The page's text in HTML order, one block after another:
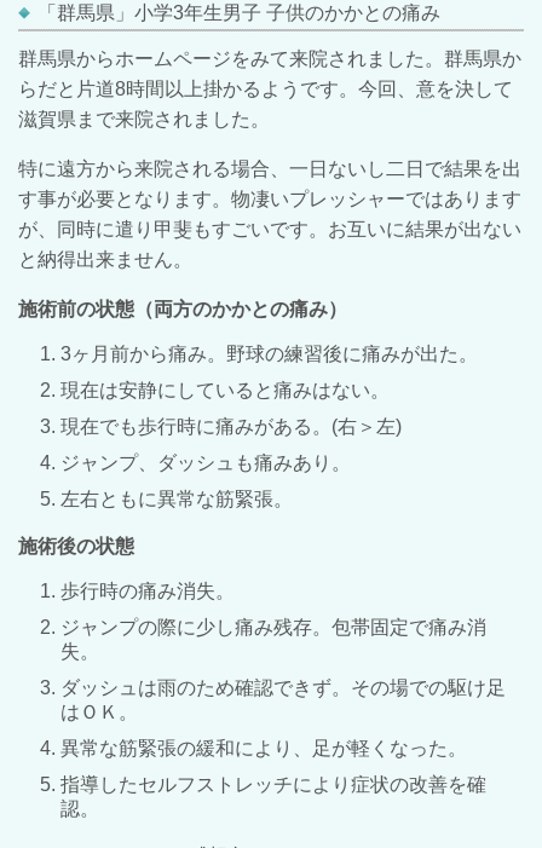
「群馬県」小学3年生男子 子供のかかとの痛み
群馬県からホームページをみて来院されました。群馬県か
らだと片道8時間以上掛かるようです。今回、意を決して
滋賀県まで来院されました。
特に遠方から来院される場合、一日ないし二日で結果を出
す事が必要となります。物凄いプレッシャーではあります
が、同時に遣り甲斐もすごいです。お互いに結果が出ない
と納得出来ません。
施術前の状態（両方のかかとの痛み）
3ヶ月前から痛み。野球の練習後に痛みが出た。
現在は安静にしていると痛みはない。
現在でも歩行時に痛みがある。(右＞左)
ジャンプ、ダッシュも痛みあり。
左右ともに異常な筋緊張。
施術後の状態
歩行時の痛み消失。
ジャンプの際に少し痛み残存。包帯固定で痛み消
失。
ダッシュは雨のため確認できず。その場での駆け足
はＯＫ。
異常な筋緊張の緩和により、足が軽くなった。
指導したセルフストレッチにより症状の改善を確
認。